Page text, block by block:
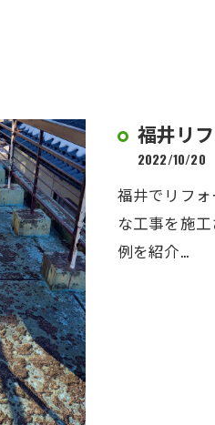
福井リ
2022/10/20
福井でリフ
な工事を施
例を紹介…